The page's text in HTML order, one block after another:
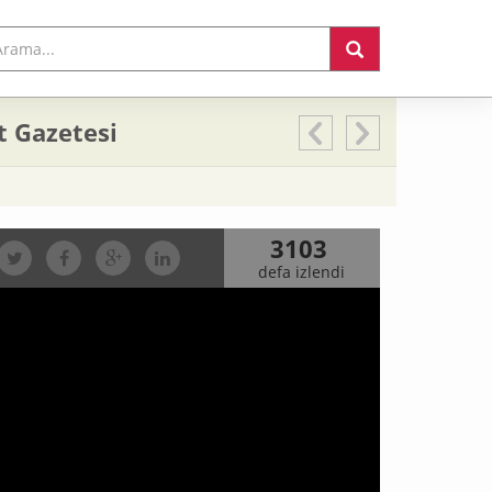
Gazetesi
3103
defa izlendi